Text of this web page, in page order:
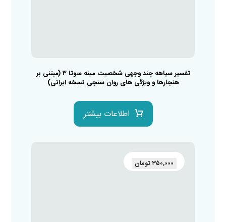
تفسیر سیاهه چند وجهی شخصیت مینه سوتا ۳ (مبتنی بر
هنجارها و ویژگی های روان سنجی نسخه ایرانی)
اطلاعات بیشتر
۳۵۰,۰۰۰ تومان